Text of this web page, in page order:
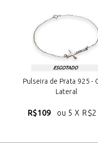
Pulseira de Prata 925 -
Lateral
R$109 ou 5 X